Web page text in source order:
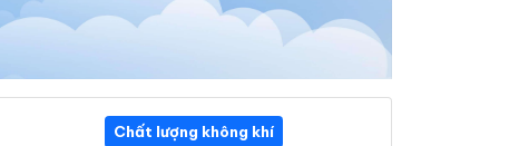
Chất lượng không khí